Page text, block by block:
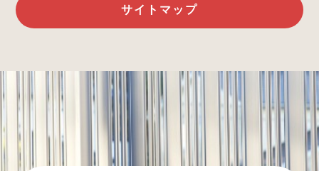
サイトマップ